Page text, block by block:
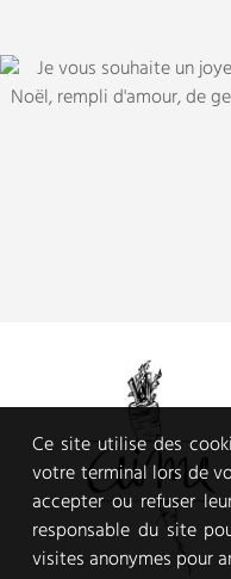
Ce site utilise des
votre terminal lors de
accepter ou refuser
responsable du site
visites anonymes pour